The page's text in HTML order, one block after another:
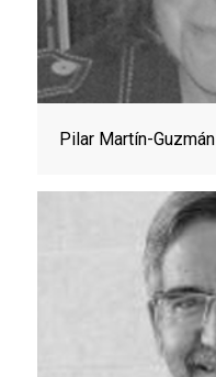
Pilar Martín-Guzmán